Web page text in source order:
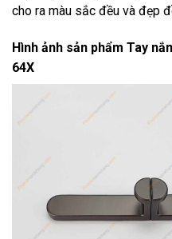
cho ra màu sắc đều và đẹp
Hình ảnh sản phẩm Tay
64X